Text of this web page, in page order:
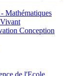
Conception
de l'Ecole